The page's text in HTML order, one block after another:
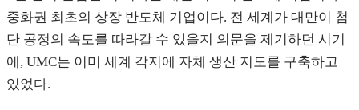
중화권 최초의 상장 반도체 기업이다. 전 세계가 대만이 첨
단 공정의 속도를 따라갈 수 있을지 의문을 제기하던 시기
에, UMC는 이미 세계 각지에 자체 생산 지도를 구축하고
있었다.